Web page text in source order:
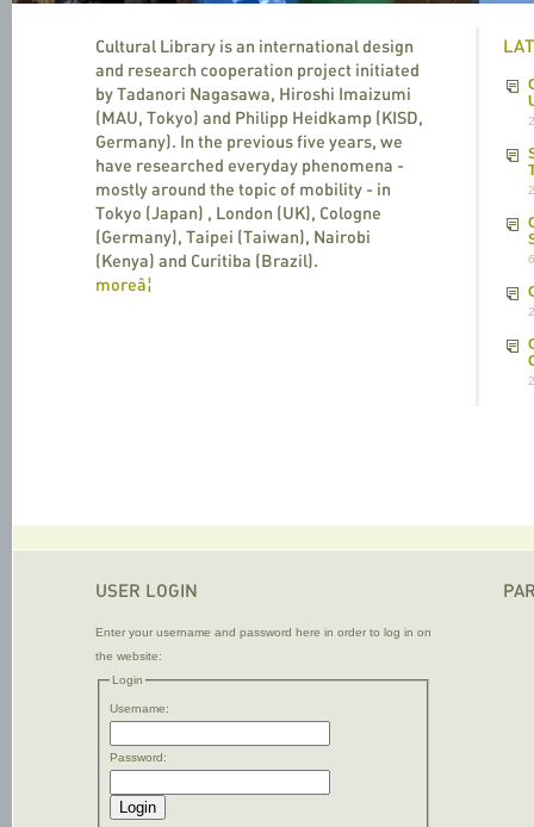
Cultural Library is an international design
and research cooperation project initiated
by Tadanori Nagasawa, Hiroshi Imaizumi
(MAU, Tokyo) and Philipp Heidkamp (KISD,
Germany). In the previous five years, we
have researched everyday phenomena -
mostly around the topic of mobility - in
Tokyo (Japan) , London (UK), Cologne
(Germany), Taipei (Taiwan), Nairobi
(Kenya) and Curitiba (Brazil).
moreâ¦
USER LOGIN
Enter your username and password here in order to log in on
the website:
Login
Username:
Password: